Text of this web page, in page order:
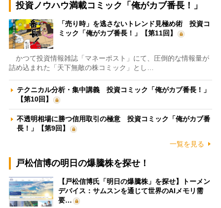
投資ノウハウ満載コミック「俺がカブ番長！」
「売り時」を逃さないトレンド見極め術 投資コ
ミック「俺がカブ番長！」【第11回】
かつて投資情報雑誌「マネーポスト」にて、圧倒的な情報量が
詰め込まれた「天下無敵の株コミック」とし…
テクニカル分析・集中講義 投資コミック「俺がカブ番長！」
【第10回】
不透明相場に勝つ信用取引の極意 投資コミック「俺がカブ番
長！」【第9回】
一覧を見る
戸松信博の明日の爆騰株を探せ！
【戸松信博氏「明日の爆騰株」を探せ】トーメン
デバイス：サムスンを通じて世界のAIメモリ需
要…